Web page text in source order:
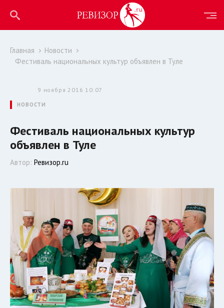
Главная
Новости
Фестиваль национальных культур объявлен в Туле
9 ноября 2016 10:07
НОВОСТИ
Фестиваль национальных культур
объявлен в Туле
Автор: Ревизор.ru